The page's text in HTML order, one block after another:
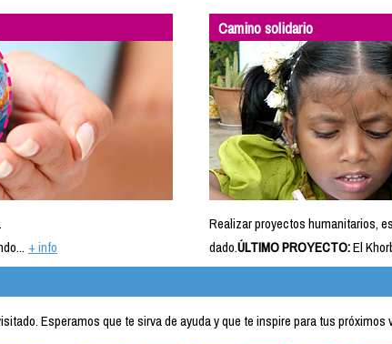
+ info
Camino solidario
Realizar proyectos humanitarios,
dado.ÚLTIMO PROYECTO:El
Esperamos que te sirva de ayuda y que te inspire para tus próximos